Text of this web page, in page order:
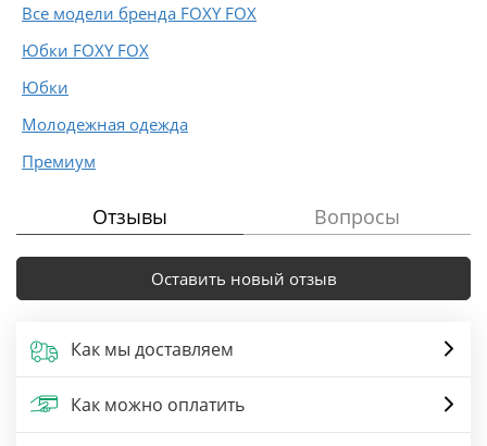
Все модели бренда FOXY FOX
Юбки FOXY FOX
Юбки
Молодежная одежда
Премиум
Отзывы Вопросы
Оставить новый отзыв
Как мы доставляем
Как можно оплатить